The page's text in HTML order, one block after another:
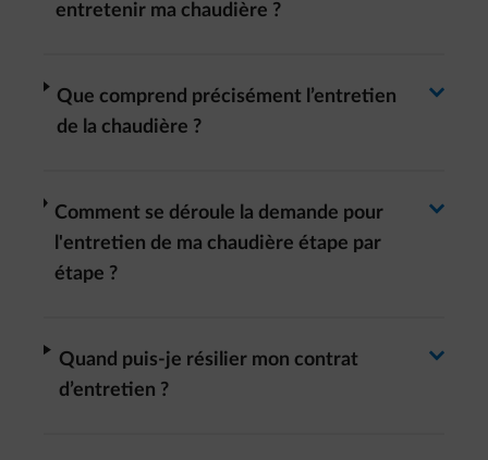
entretenir ma chaudière ?
Que comprend précisément l’entretien
de la chaudière ?
arrow-right
Comment se déroule la demande pour
l'entretien de ma chaudière étape par
étape ?
arrow-right
Quand puis-je résilier mon contrat
d’entretien ?
arrow-right